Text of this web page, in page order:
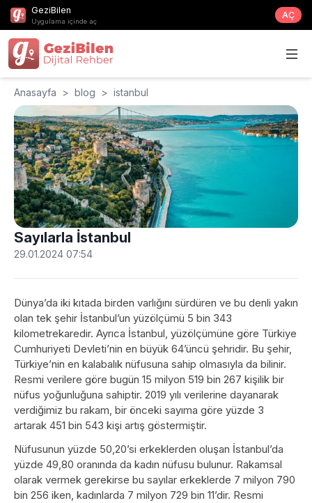
GeziBilen
Uygulama içinde aç
AÇ
Anasayfa > blog > istanbul
Sayılarla İstanbul
29.01.2024 07:54
Dünya’da iki kıtada birden varlığını sürdüren ve bu denli yakın
olan tek şehir İstanbul’un yüzölçümü 5 bin 343
kilometrekaredir. Ayrıca İstanbul, yüzölçümüne göre Türkiye
Cumhuriyeti Devleti’nin en büyük 64’üncü şehridir. Bu şehir,
Türkiye’nin en kalabalık nüfusuna sahip olmasıyla da bilinir.
Resmi verilere göre bugün 15 milyon 519 bin 267 kişilik bir
nüfus yoğunluğuna sahiptir. 2019 yılı verilerine dayanarak
verdiğimiz bu rakam, bir önceki sayıma göre yüzde 3
artarak 451 bin 543 kişi artış göstermiştir.
Nüfusunun yüzde 50,20’si erkeklerden oluşan İstanbul’da
yüzde 49,80 oranında da kadın nüfusu bulunur. Rakamsal
olarak vermek gerekirse bu sayılar erkeklerde 7 milyon 790
bin 256 iken, kadınlarda 7 milyon 729 bin 11’dir. Resmi